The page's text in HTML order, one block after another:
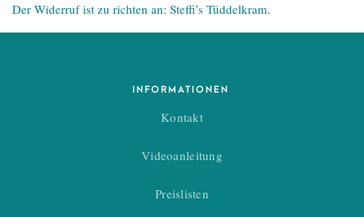
Der Widerruf ist zu richten an: Steffi’s Tüddelkram.
INFORMATIONEN
Kontakt
Videoanleitung
Preislisten